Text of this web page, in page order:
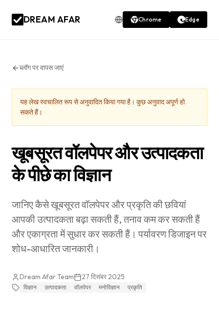
DREAM AFAR Chrome Edge
ब्लॉग पर वापस जाएं
यह लेख स्वचालित रूप से अनुवादित किया गया है। कुछ अनुवाद अपूर्ण हो
सकते हैं।
खूबसूरत वॉलपेपर और उत्पादकता
के पीछे का विज्ञान
जानिए कैसे खूबसूरत वॉलपेपर और प्रकृति की छवियां
आपकी उत्पादकता बढ़ा सकती हैं, तनाव कम कर सकती हैं
और एकाग्रता में सुधार कर सकती हैं। पर्यावरण डिजाइन पर
शोध-आधारित जानकारी।
Dream Afar Team 27 दिसंबर 2025
विज्ञान उत्पादकता वॉलपेपर मनोविज्ञान प्रकृति